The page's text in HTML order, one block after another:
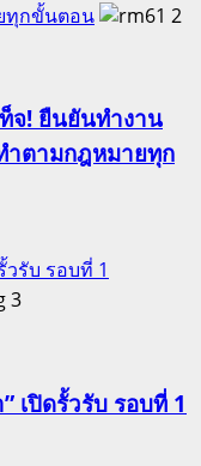
ทุกขั้นตอน
2
จ! ยืนยันทำงาน
ำตามกฎหมายทุก
วรับ รอบที่ 1
3
เปิดรั้วรับ รอบที่ 1